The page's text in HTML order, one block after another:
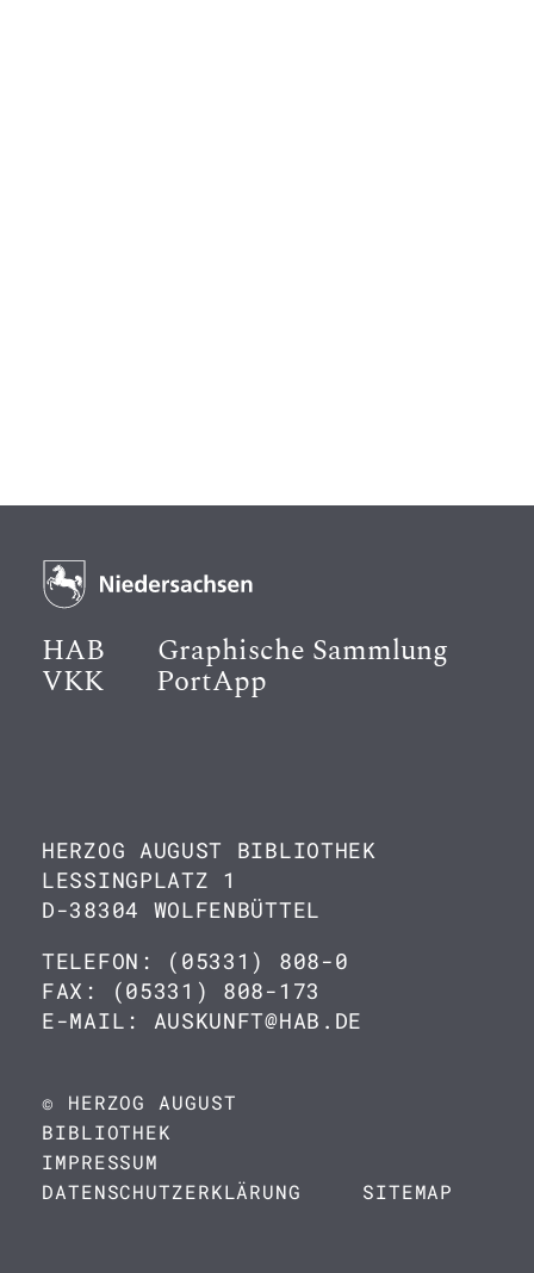
HAB Graphische Sammlung
VKK PortApp
HERZOG AUGUST BIBLIOTHEK
LESSINGPLATZ 1
D-38304 WOLFENBÜTTEL
TELEFON: (05331) 808-0
FAX: (05331) 808-173
E-MAIL: AUSKUNFT@HAB.DE
© HERZOG AUGUST
BIBLIOTHEK
IMPRESSUM
DATENSCHUTZERKLÄRUNG
SITEMAP